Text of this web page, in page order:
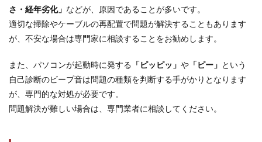
さ・経年劣化」 などが、原因であることが多いです。
適切な掃除やケーブルの再配置で問題が解決することもあります
が、不安な場合は専門家に相談することをお勧めします。
また、パソコンが起動時に発する 「ピッピッ」 や 「ピー」 という
自己診断のビープ音は問題の種類を判断する手がかりとなります
が、専門的な対処が必要です。
問題解決が難しい場合は、専門業者に相談してください。